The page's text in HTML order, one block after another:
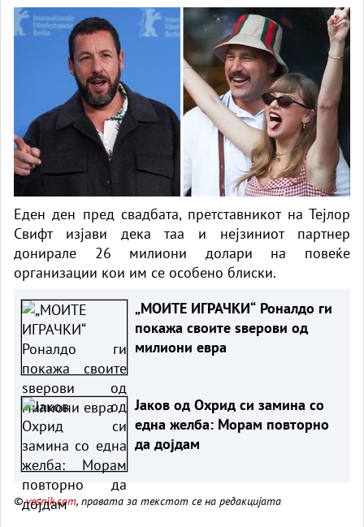
Еден ден пред свадбата, претставникот на Тејлор
Свифт изјави дека таа и нејзиниот партнер
донирале 26 милиони долари на повеќе
организации кои им се особено блиски.
„МОИТЕ ИГРАЧКИ“ Роналдо ги
покажа своите ѕверови од
милиони евра
Јаков од Охрид си замина со
една желба: Морам повторно
да дојдам
©vesnik.com, правата за текстот се на редакцијата